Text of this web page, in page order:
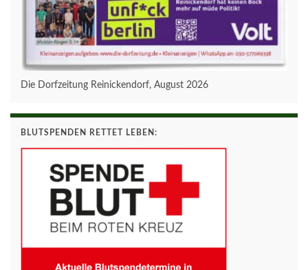
Die Dorfzeitung Reinickendorf, August 2026
BLUTSPENDEN RETTET LEBEN: